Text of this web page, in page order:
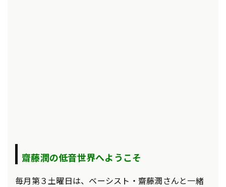
齋藤潤の低音世界へようこそ
毎月第３土曜日は、ベーシスト・齋藤潤さんと一緒